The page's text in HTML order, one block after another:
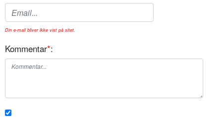
Din e-mail bliver ikke vist på sitet.
Kommentar*: